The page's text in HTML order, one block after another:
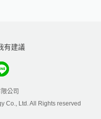
有建議
公司
Co., Ltd. All Rights reserved